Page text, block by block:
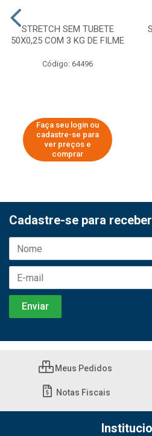
STRETCH SEM TUBETE
50X0,25 COM 3 KG DE FILME
Código: 64496
Faça seu login ou
cadastre-se para
ver preços e
comprar
Cadastre-se para
Meus Pedidos
Notas Fiscais